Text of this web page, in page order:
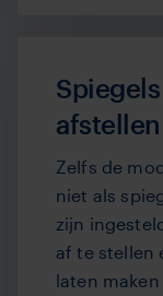
afstellen
Zelfs de
niet als
zijn
af te stellen
laten